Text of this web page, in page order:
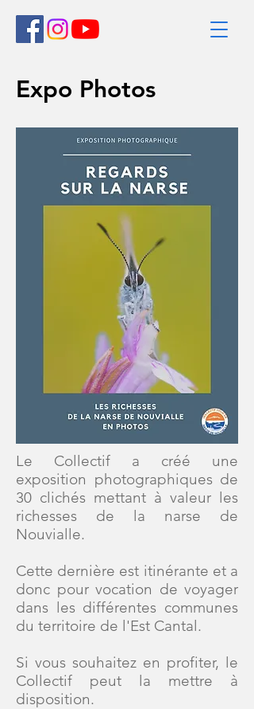
Expo Photos
Le Collectif a créé une
exposition photographiques de
30 clichés mettant à valeur les
richesses de la narse de
Nouvialle.
Cette dernière est itinérante et a
donc pour vocation de voyager
dans les différentes communes
du territoire de l'Est Cantal.
Si vous souhaitez en profiter, le
Collectif peut la mettre à
disposition.